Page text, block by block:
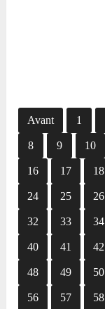
Avant 1
8 9 10
16 17 18
24 25 26
32 33 34
40 41 42
48 49 50
56 57 58